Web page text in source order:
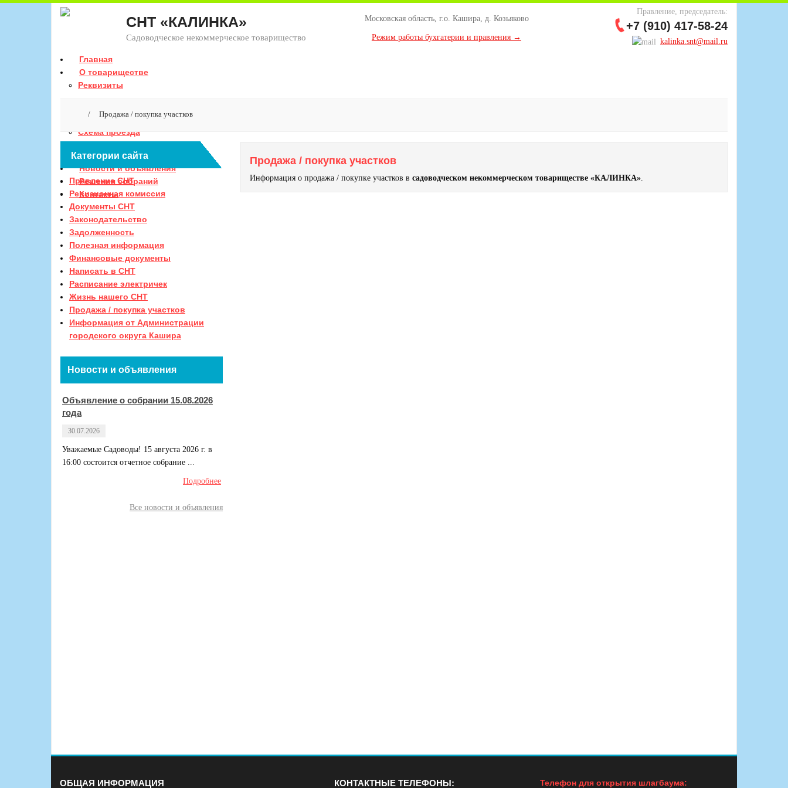
СНТ «КАЛИНКА»
Садоводческое некоммерческое товарищество
Московская область, г.о. Кашира, д. Козьяково
Режим работы бухгатерии и правления →
Правление, председатель:
+7 (910) 417-58-24
kalinka.snt@mail.ru
Главная
О товариществе
Реквизиты
Схема проезда
Оплата взносов
Новости и объявления
Решения собраний
Контакты
/ Продажа / покупка участков
Продажа / покупка участков
Информация о продажа / покупке участков в садоводческом некоммерческом товариществе «КАЛИНКА».
Категории сайта
Правление СНТ
Ревизионная комиссия
Документы СНТ
Законодательство
Задолженность
Полезная информация
Финансовые документы
Написать в СНТ
Расписание электричек
Жизнь нашего СНТ
Продажа / покупка участков
Информация от Администрации
городского округа Кашира
Новости и объявления
Объявление о собрании 15.08.2026
года
30.07.2026
Уважаемые Садоводы! 15 августа 2026 г. в
16:00 состоится отчетное собрание ...
Подробнее
Все новости и объявления
ОБЩАЯ ИНФОРМАЦИЯ КОНТАКТНЫЕ ТЕЛЕФОНЫ: Телефон для открытия шлагбаума: